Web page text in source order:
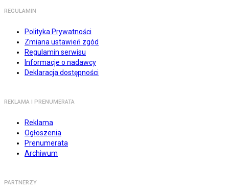
REGULAMIN
Polityka Prywatności
Zmiana ustawień zgód
Regulamin serwisu
Informacje o nadawcy
Deklaracja dostępności
REKLAMA I PRENUMERATA
Reklama
Ogłoszenia
Prenumerata
Archiwum
PARTNERZY